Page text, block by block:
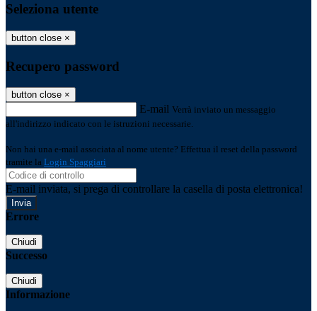
Seleziona utente
button close ×
Recupero password
button close ×
E-mail Verrà inviato un messaggio
all'indirizzo indicato con le istruzioni necessarie.
Non hai una e-mail associata al nome utente? Effettua il reset della password
tramite la Login Spaggiari
E-mail inviata, si prega di controllare la casella di posta elettronica!
Errore
Chiudi
Successo
Chiudi
Informazione